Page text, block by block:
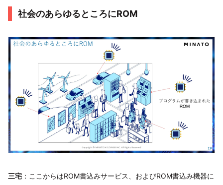
社会のあらゆるところにROM
三宅 ：ここからはROM書込みサービス、およびROM書込み機器に